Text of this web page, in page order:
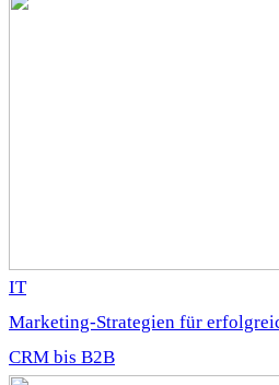
IT
Marketing-Strategien für
CRM bis B2B